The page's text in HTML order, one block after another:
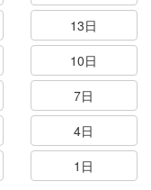
13日
10日
7日
4日
1日